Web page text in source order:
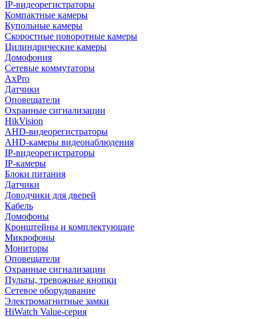
IP-видеорегистраторы
Компактные камеры
Купольные камеры
Скоростные поворотные камеры
Цилиндрические камеры
Домофония
Сетевые коммутаторы
AxPro
Датчики
Оповещатели
Охранные сигнализации
HikVision
AHD-видеорегистраторы
AHD-камеры видеонаблюдения
IP-видеорегистраторы
IP-камеры
Блоки питания
Датчики
Доводчики для дверей
Кабель
Домофоны
Кронштейны и комплектующие
Микрофоны
Мониторы
Оповещатели
Охранные сигнализации
Пульты, тревожные кнопки
Сетевое оборудование
Электромагнитные замки
HiWatch Value-серия